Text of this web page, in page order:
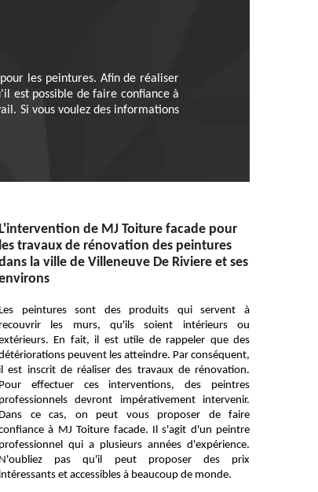
les peintures. Afin de réaliser
est possible de faire confiance à
Si vous voulez des informations
L'intervention de MJ Toiture facade pour
les travaux de rénovation des peintures
la ville de Villeneuve De Riviere et ses
Les peintures sont des produits qui servent à
recouvrir les murs, qu'ils soient intérieurs ou
En fait, il est utile de rappeler que des
peuvent les atteindre. Par conséquent,
il est inscrit de réaliser des travaux de rénovation.
Pour effectuer ces interventions, des peintres
professionnels devront impérativement intervenir.
Dans ce cas, on peut vous proposer de faire
à MJ Toiture facade. Il s'agit d'un peintre
professionnel qui a plusieurs années d'expérience.
N'oubliez pas qu'il peut proposer des prix
intéressants et accessibles à beaucoup de monde.